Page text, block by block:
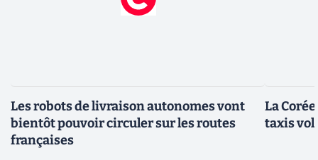
Les robots de livraison autonomes vont
bientôt pouvoir circuler sur les routes
françaises
La
taxis